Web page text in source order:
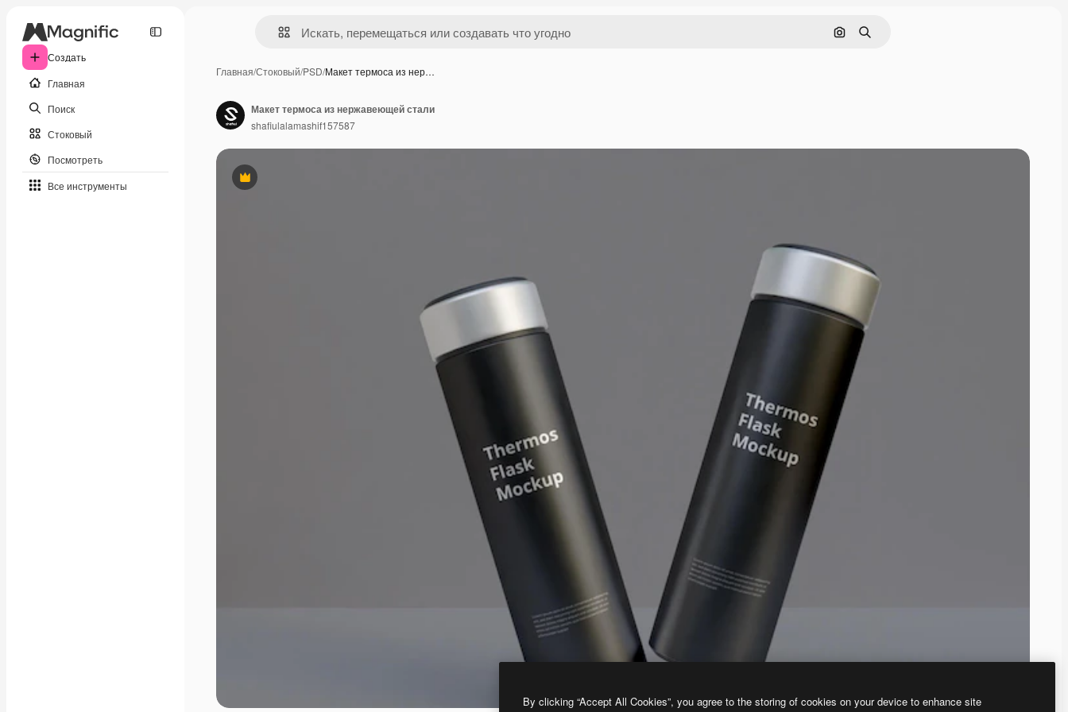
Создать
Главная
Поиск
Стоковый
Посмотреть
Все инструменты
Поиск по изображению
Поиск
Главная/Стоковый/PSD/Макет термоса из нер…
Премиум
Макет термоса из нержавеющей стали
shafiulalamashif157587
By clicking “Accept All Cookies”, you agree to the storing of cookies on your device to enhance site